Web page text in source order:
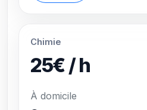
l'élève de façon à éveiller
tutorat des élèves de PACES
commune aux études de
l'accompagnement
Chimie
25€ / h
À domicile